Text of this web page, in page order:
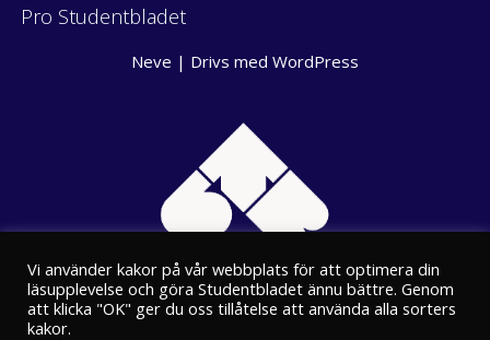
Pro Studentbladet
Neve | Drivs med WordPress
Vi använder kakor på vår webbplats för att optimera din
läsupplevelse och göra Studentbladet ännu bättre. Genom
att klicka "OK" ger du oss tillåtelse att använda alla sorters
kakor.